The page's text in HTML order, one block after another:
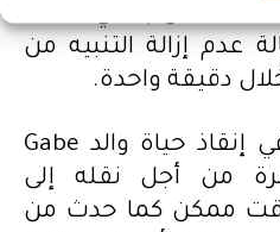
عدم إزالة التنبيه من
دقيقة واحدة.
هذه الميّزة ساعدت في إنقاذ حياة والد Gabe
من أجل نقله إلى
ممكن كما حدث من